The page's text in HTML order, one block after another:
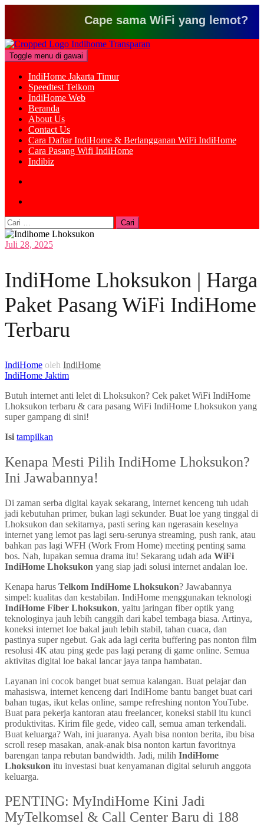
Cape sama WiFi yang lemot? Klik
Loncat
ke
konten
Toggle menu di gawai
IndiHome Jakarta Timur
Speedtest Telkom
IndiHome Web
Beranda
About Us
Contact Us
Cara Daftar IndiHome & Berlangganan WiFi IndiHome
Cara Pasang Wifi IndiHome
Indibiz
Cari
untuk:
Juli 28, 2025
IndiHome Lhoksukon | Harga
Paket Pasang WiFi IndiHome
Terbaru
IndiHome oleh IndiHome
IndiHome Jaktim
Butuh internet anti lelet di Lhoksukon? Cek paket WiFi IndiHome
Lhoksukon terbaru & cara pasang WiFi IndiHome Lhoksukon yang
super gampang di sini!
Isi tampilkan
Kenapa Mesti Pilih IndiHome Lhoksukon?
Ini Jawabannya!
Di zaman serba digital kayak sekarang, internet kenceng tuh udah
jadi kebutuhan primer, bukan lagi sekunder. Buat loe yang tinggal di
Lhoksukon dan sekitarnya, pasti sering kan ngerasain keselnya
internet yang lemot pas lagi seru-serunya streaming, push rank, atau
bahkan pas lagi WFH (Work From Home) meeting penting sama
bos. Nah, lupakan semua drama itu! Sekarang udah ada WiFi
IndiHome Lhoksukon yang siap jadi solusi internet andalan loe.
Kenapa harus Telkom IndiHome Lhoksukon? Jawabannya
simpel: kualitas dan kestabilan. IndiHome menggunakan teknologi
IndiHome Fiber Lhoksukon, yaitu jaringan fiber optik yang
teknologinya jauh lebih canggih dari kabel tembaga biasa. Artinya,
koneksi internet loe bakal jauh lebih stabil, tahan cuaca, dan
pastinya super ngebut. Gak ada lagi cerita buffering pas nonton film
resolusi 4K atau ping gede pas lagi perang di game online. Semua
aktivitas digital loe bakal lancar jaya tanpa hambatan.
Layanan ini cocok banget buat semua kalangan. Buat pelajar dan
mahasiswa, internet kenceng dari IndiHome bantu banget buat cari
bahan tugas, ikut kelas online, sampe refreshing nonton YouTube.
Buat para pekerja kantoran atau freelancer, koneksi stabil itu kunci
produktivitas. Kirim file gede, video call, semua aman terkendali.
Buat keluarga? Wah, ini juaranya. Ayah bisa nonton berita, ibu bisa
scroll resep masakan, anak-anak bisa nonton kartun favoritnya
barengan tanpa rebutan bandwidth. Jadi, milih IndiHome
Lhoksukon itu investasi buat kenyamanan digital seluruh anggota
keluarga.
PENTING: MyIndiHome Kini Jadi
MyTelkomsel & Call Center Baru di 188